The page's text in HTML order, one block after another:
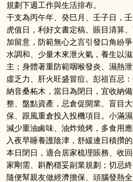
規劃下週工作與生活排布。
干支為丙午年、癸巳月、壬子日，
虎值日，利好文書定稿、賬目清算
加留意，防範無心之言引發口角紛
水調和、少量木來泄火氣，養生以
主；身體著重防範咽喉發炎、濕熱
虛乏力、肝火旺盛冒痘。彭祖百忌
納音桑柘木，當日為閉日，宜收納
整、盤點資產，忌倉促開業、盲目
保、跟風重倉投入投機項目。小滿
減少重油鹵味、油炸燒烤，多食用
入夜早睡養護陰津，舒緩連日積攢的
本日閉日，適合居家梳理賬務、收
家剛需、斟酌穩妥副業規劃；切忌
隨便幫親友做經濟擔保、頭腦發熱